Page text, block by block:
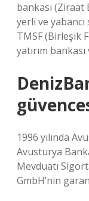
bankası (Ziraat
yerli ve
TMSF (Birleşik
yatırım
1996 yılında
Avusturya
Mevduatı
GmbH’nin